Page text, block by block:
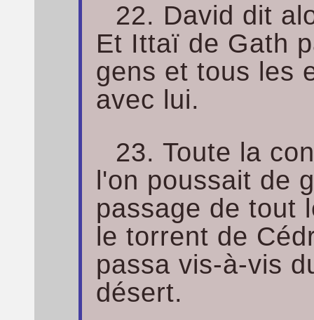
22. David dit
Et Ittaï de Gath
gens et tous les
avec lui.
23. Toute la
l'on poussait de
passage de tout
le torrent de
passa vis-à-vis
désert.